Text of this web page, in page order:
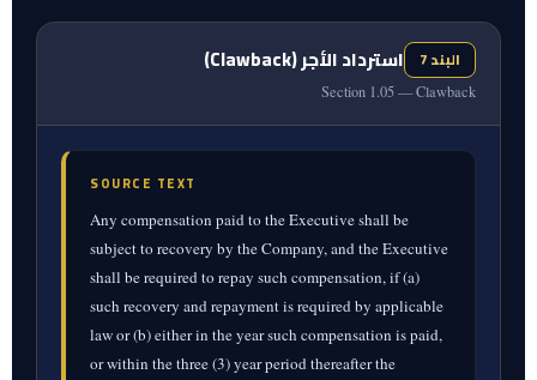
البند 7 استرداد الأجر (Clawback)
Section 1.05 — Clawback
SOURCE TEXT
Any compensation paid to the Executive shall be
subject to recovery by the Company, and the Executive
shall be required to repay such compensation, if (a)
such recovery and repayment is required by applicable
law or (b) either in the year such compensation is paid,
or within the three (3) year period thereafter the